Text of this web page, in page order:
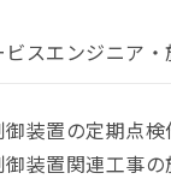
卒エントリー
スエンジニア・
装置の定期点検
装置関連工事